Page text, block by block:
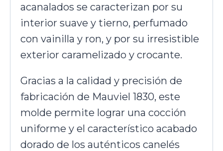
acanalados se caracterizan por su
interior suave y tierno, perfumado
con vainilla y ron, y por su irresistible
exterior caramelizado y crocante.
Gracias a la calidad y precisión de
fabricación de Mauviel 1830, este
molde permite lograr una cocción
uniforme y el característico acabado
dorado de los auténticos canelés